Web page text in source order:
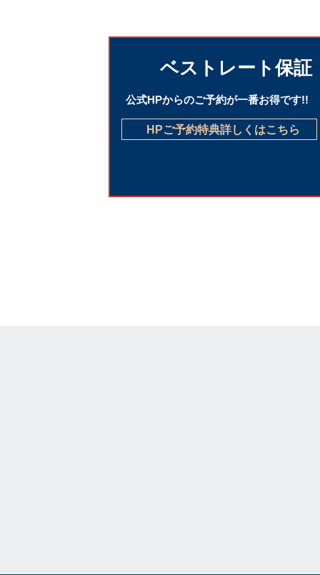
ベストレート保証
公式HPからのご予約が一番お得です!!
HPご予約特典詳しくはこちら